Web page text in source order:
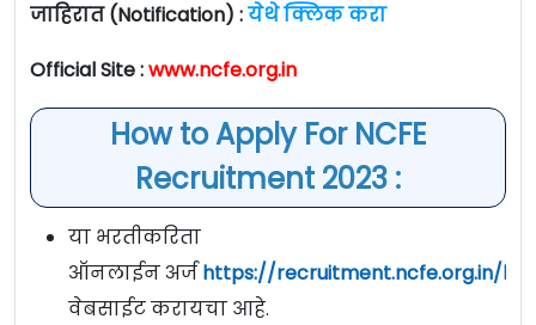
जाहिरात (Notification) :येथे क्लिक करा
Official Site :www.ncfe.org.in
How to Apply For NCFE
Recruitment 2023 :
या भरतीकरिता
ऑनलाईन अर्जhttps://recruitment.ncfe.org.in/
वेबसाईट करायचा आहे.